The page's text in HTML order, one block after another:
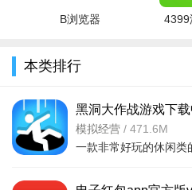
2、兼容性稳定，随时随地播
软件教程：
1、需要在本站下载安装波浪
2、成功进入主页之后，我们可
即可播放。
B浏览器
4399
本类排行
黑洞大作战游戏下
卓版
模拟经营 / 471.6M